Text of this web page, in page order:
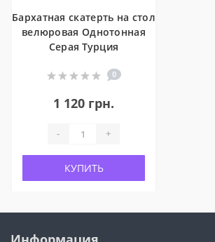
Бархатная скатерть на стол
велюровая Однотонная
Серая Турция
0
1 120 грн.
- +
КУПИТЬ